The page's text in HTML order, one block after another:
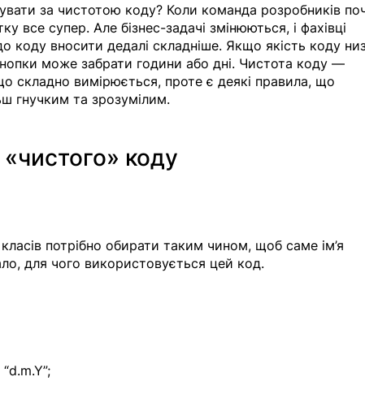
за чистотою коду? Коли команда розробників
все супер. Але бізнес-задачі змінюються, і фахівці
коду вносити дедалі складніше. Якщо якість коду
може забрати години або дні. Чистота коду —
складно вимірюється, проте є деякі правила, що
гнучким та зрозумілим.
коду
потрібно обирати таким чином, щоб саме ім’я
для чого використовується цей код.